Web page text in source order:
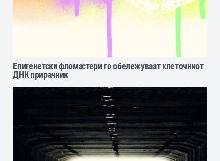
Епигенетски фломастери го обележуваат клеточниот
ДНК прирачник